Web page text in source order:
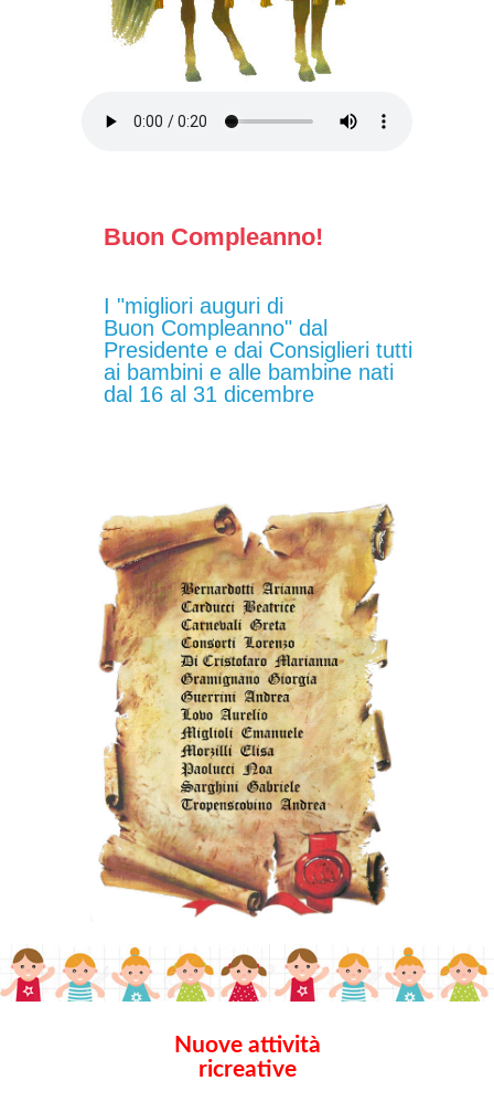
Buon Compleanno!
I "migliori auguri di
Buon Compleanno" dal
Presidente e dai Consiglieri tutti
ai bambini e alle bambine nati
dal 16 al 31 dicembre
Nuove attività
ricreative